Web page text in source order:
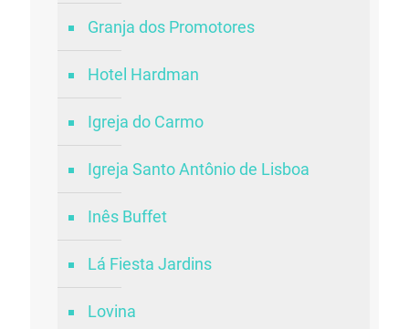
Granja dos Promotores
Hotel Hardman
Igreja do Carmo
Igreja Santo Antônio de Lisboa
Inês Buffet
Lá Fiesta Jardins
Lovina